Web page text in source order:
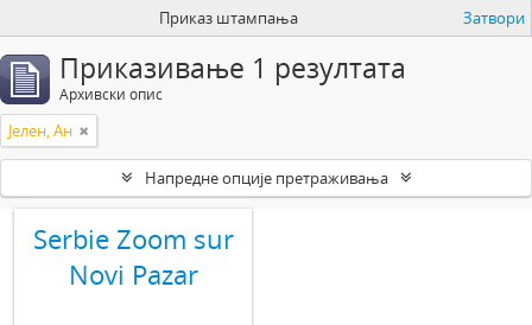
Приказ штампања Затвори
Приказивање 1 резултата
Архивски опис
Јелен, Ан
Напредне опције претраживања
Serbie Zoom sur
Novi Pazar